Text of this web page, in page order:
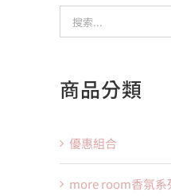
商品分類
優惠組合
more room香氛系